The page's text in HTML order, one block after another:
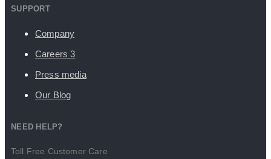
SUPPORT
Company
Careers3
Press media
Our Blog
NEED HELP?
Toll Free Customer Care